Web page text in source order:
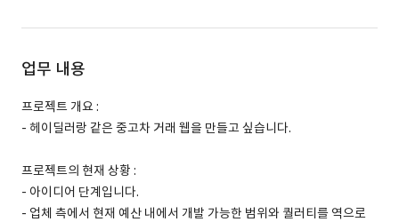
업무 내용
프로젝트 개요 :
- 헤이딜러랑 같은 중고차 거래 웹을 만들고 싶습니다.
프로젝트의 현재 상황 :
- 아이디어 단계입니다.
- 업체 측에서 현재 예산 내에서 개발 가능한 범위와 퀄러티를 역으로